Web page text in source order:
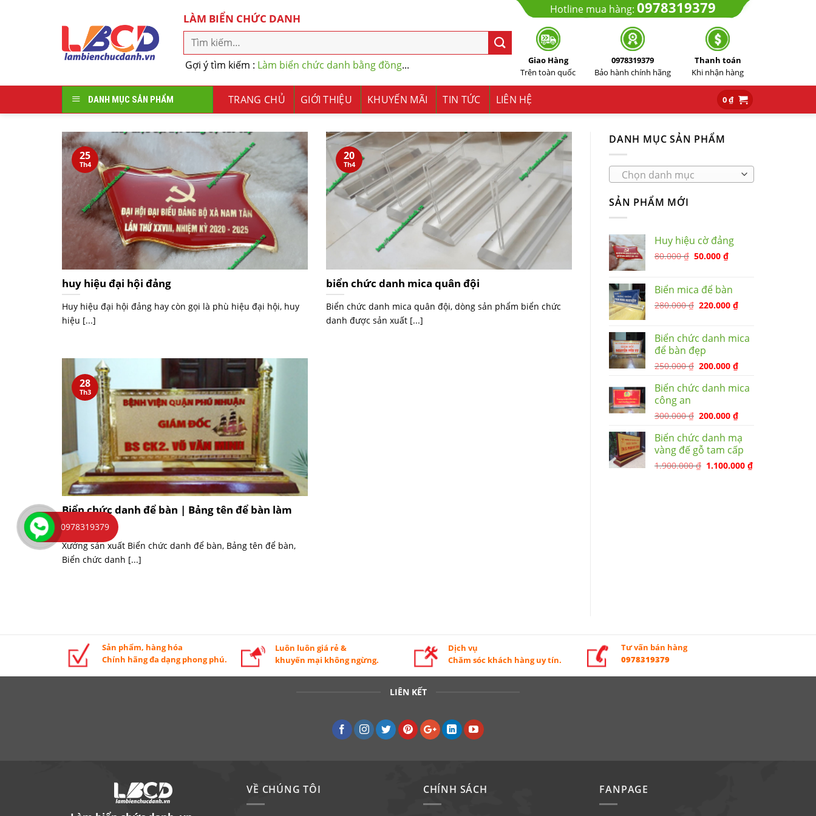
LÀM BIỂN CHỨC DANH
Gợi ý tìm kiếm : Làm biển chức danh bằng đồng...
Hotline mua hàng: 0978319379
Giao Hàng
Trên toàn quốc
0978319379
Bảo hành chính hãng
Thanh toán
Khi nhận hàng
DANH MỤC SẢN PHẨM TRANG CHỦ GIỚI THIỆU KHUYẾN MÃI TIN TỨC LIÊN HỆ 0₫
huy hiệu đại hội đảng
Huy hiệu đại hội đảng hay còn gọi là phù hiệu đại hội, huy
hiệu [...]
25
Th4
biển chức danh mica quân đội
Biển chức danh mica quân đội, dòng sản phẩm biển chức
danh được sản xuất [...]
20
Th4
Biển chức danh để bàn | Bảng tên để bàn làm
việc
Xưởng sản xuất Biển chức danh để bàn, Bảng tên để bàn,
Biển chức danh [...]
28
Th3
DANH MỤC SẢN PHẨM
Chọn danh mục
SẢN PHẨM MỚI
Huy hiệu cờ đảng
80.000₫ 50.000₫
Biển mica để bàn
280.000₫ 220.000₫
Biển chức danh mica
để bàn đẹp
250.000₫ 200.000₫
Biển chức danh mica
công an
300.000₫ 200.000₫
Biển chức danh mạ
vàng đế gỗ tam cấp
1.900.000₫ 1.100.000₫
Sản phẩm, hàng hóa
Chính hãng đa dạng phong phú.
Luôn luôn giá rẻ &
khuyến mại không ngừng.
Dịch vụ
Chăm sóc khách hàng uy tín.
Tư vấn bán hàng
0978319379
LIÊN KẾT
VỀ CHÚNG TÔI CHÍNH SÁCH FANPAGE
0978319379